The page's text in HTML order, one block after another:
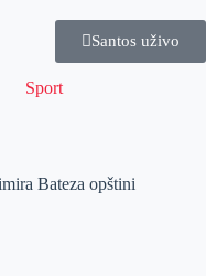
Santos uživo
Sport
Bateza opštini